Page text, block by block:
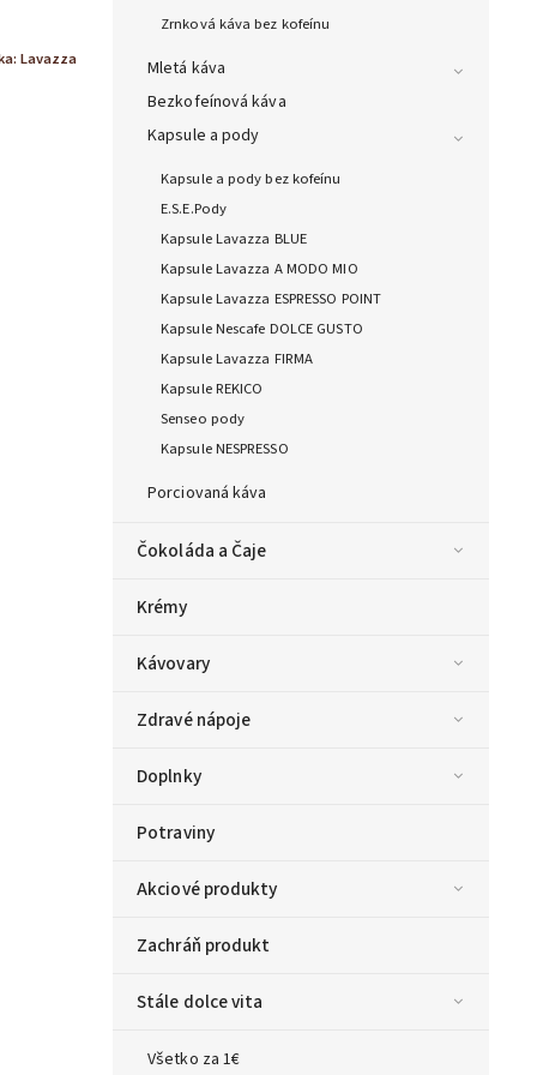
Zrnková káva bez kofeínu
Mletá káva
Bezkofeínová káva
Kapsule a pody
Kapsule a pody bez kofeínu
E.S.E.Pody
Kapsule Lavazza BLUE
Kapsule Lavazza A MODO MIO
Kapsule Lavazza ESPRESSO POINT
Kapsule Nescafe DOLCE GUSTO
Kapsule Lavazza FIRMA
Kapsule REKICO
Senseo pody
Kapsule NESPRESSO
Porciovaná káva
Čokoláda a Čaje
Krémy
Kávovary
Zdravé nápoje
Doplnky
Potraviny
Akciové produkty
Zachráň produkt
Stále dolce vita
Všetko za 1€
Lavazza